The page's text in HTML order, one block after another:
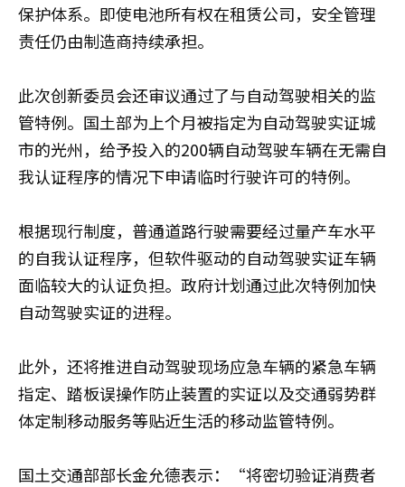
保护体系。即使电池所有权在租赁公司，安全管理
责任仍由制造商持续承担。
此次创新委员会还审议通过了与自动驾驶相关的监
管特例。国土部为上个月被指定为自动驾驶实证城
市的光州，给予投入的200辆自动驾驶车辆在无需自
我认证程序的情况下申请临时行驶许可的特例。
根据现行制度，普通道路行驶需要经过量产车水平
的自我认证程序，但软件驱动的自动驾驶实证车辆
面临较大的认证负担。政府计划通过此次特例加快
自动驾驶实证的进程。
此外，还将推进自动驾驶现场应急车辆的紧急车辆
指定、踏板误操作防止装置的实证以及交通弱势群
体定制移动服务等贴近生活的移动监管特例。
国土交通部部长金允德表示：“将密切验证消费者